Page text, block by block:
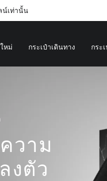
น์เท่านั้น
หม่ กระเป๋าเดินทาง กระ
วาม
งตัว